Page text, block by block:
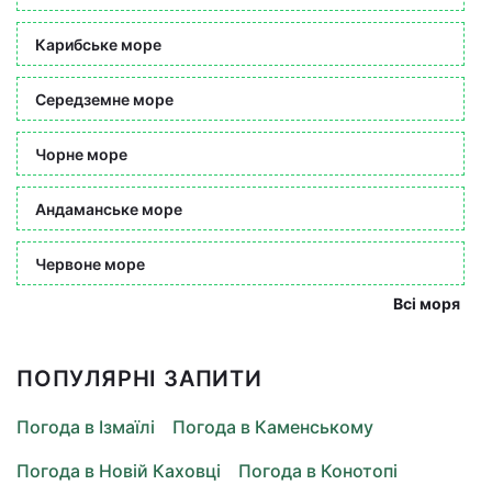
Карибське море
Середземне море
Чорне море
Андаманське море
Червоне море
Всі моря
ПОПУЛЯРНІ ЗАПИТИ
Погода в Ізмаїлі
Погода в Каменському
Погода в Новій Каховці
Погода в Конотопі